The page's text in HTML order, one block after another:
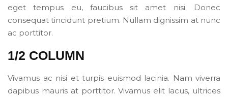
eget tempus eu, faucibus sit amet nisi. Donec
consequat tincidunt pretium. Nullam dignissim at nunc
ac porttitor.
1/2 COLUMN
Vivamus ac nisi et turpis euismod lacinia. Nam viverra
dapibus mauris at porttitor. Vivamus elit lacus, ultrices